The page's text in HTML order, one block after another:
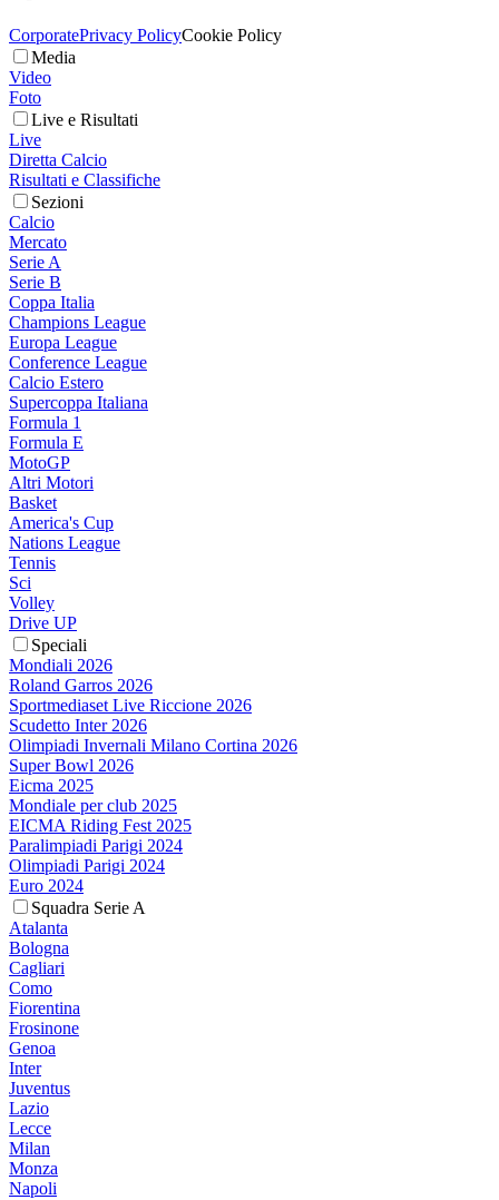
CorporatePrivacy PolicyCookie Policy
Media
Video
Foto
Live e Risultati
Live
Diretta Calcio
Risultati e Classifiche
Sezioni
Calcio
Mercato
Serie A
Serie B
Coppa Italia
Champions League
Europa League
Conference League
Calcio Estero
Supercoppa Italiana
Formula 1
Formula E
MotoGP
Altri Motori
Basket
America's Cup
Nations League
Tennis
Sci
Volley
Drive UP
Speciali
Mondiali 2026
Roland Garros 2026
Sportmediaset Live Riccione 2026
Scudetto Inter 2026
Olimpiadi Invernali Milano Cortina 2026
Super Bowl 2026
Eicma 2025
Mondiale per club 2025
EICMA Riding Fest 2025
Paralimpiadi Parigi 2024
Olimpiadi Parigi 2024
Euro 2024
Squadra Serie A
Atalanta
Bologna
Cagliari
Como
Fiorentina
Frosinone
Genoa
Inter
Juventus
Lazio
Lecce
Milan
Monza
Napoli